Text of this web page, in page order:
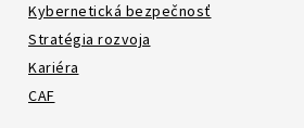
Kybernetická bezpečnosť
Stratégia rozvoja
Kariéra
CAF